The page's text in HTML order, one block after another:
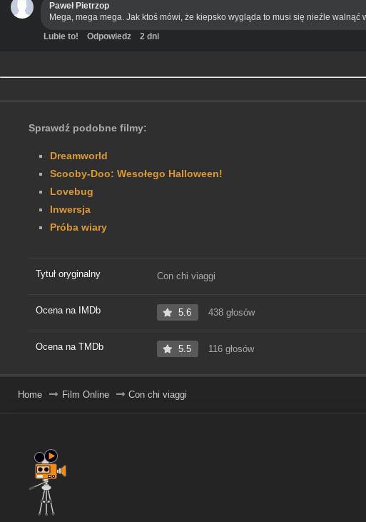
Paweł Pietrzop
Mega, mega mega. Jak ktoś mówi, że kiepsko wygląda to musi się nieźle walnąć
Lubie to! Odpowiedz 2 dni
Sprawdź podobne filmy:
Dream­world
Scooby-Doo: Wesołego Halloween!
Lovebug
Inwersja
Próba wiary
Tytuł oryginalny Con chi viaggi
Ocena na IMDb 5.6 438 głosów
Ocena na TMDb 5.5 116 głosów
Home Film Online Con chi viaggi